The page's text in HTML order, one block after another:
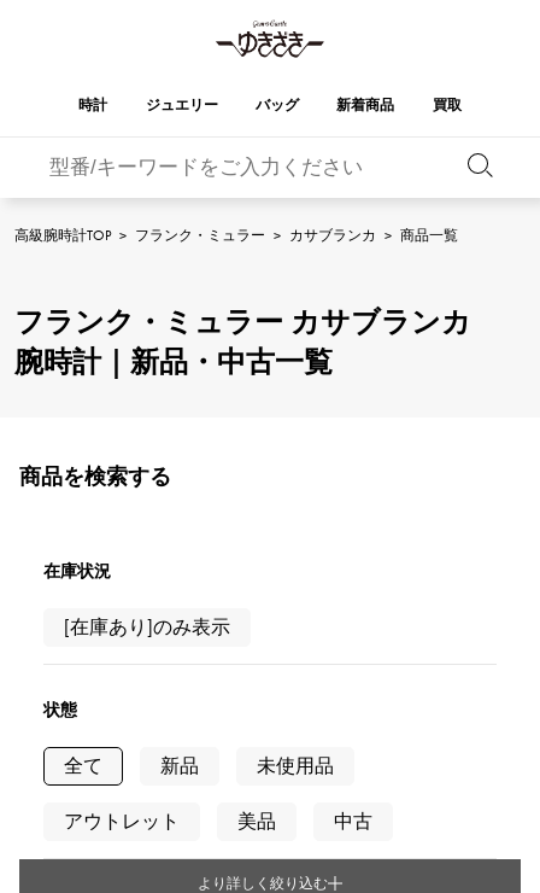
時計 ジュエリー バッグ 新着商品 買取
ロレックス ウブロ
A.LANGE & SOHNE
ランゲ＆ゾーネ
Breguet
フランク・ミュラー
ンタン
オーデマ・ピゲ
CHANEL Cartier
ハリー・ウィンストン
ZENITH
タグホイヤー
YUKIZAKI
ジュエリー
ジュエリー
ジュエリー
ジュエリー
レガリア
DOUBLE TOP
ダブルトップ
YOBIKO
ヨビコ
ALPHA putite
リッチクロス
アングラー
HIMAWARI YUKIZAKI BACHIKAN
ノンブル認定中古
オリジナルジュエリー一覧へ
バーキン オータクロア
ガーデンパーティー エブリン
財布
高級腕時計TOP > フランク・ミュラー > カサブランカ > 商品一覧
フランク・ミュラー カサブランカ
腕時計｜新品・中古一覧
商品を検索する
在庫状況
[在庫あり]のみ表示
状態
全て 新品 未使用品
アウトレット 美品 中古
より詳しく絞り込む